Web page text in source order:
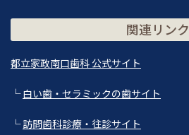
関連リンク
都立家政南口歯科 公式サイト
└白い歯・セラミックの歯サイト
└訪問歯科診療・往診サイト